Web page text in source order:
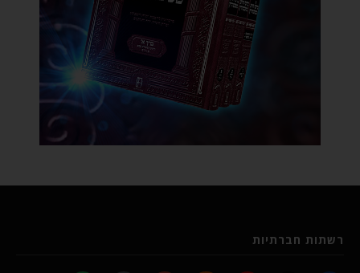
רשתות חברתיות